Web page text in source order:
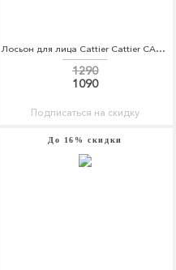
Лосьон для лица Cattier Cattier CA061LWFLK67
1290
1090
Подписаться на скидку
До 16% скидки